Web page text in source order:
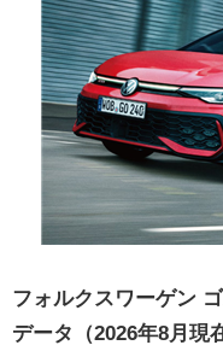
フォルクスワーゲン
データ（2026年8月現